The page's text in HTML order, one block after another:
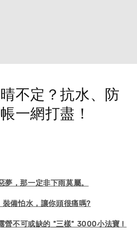
不定？抗水、防
一網打盡！
夢，那一定非下雨莫屬。
裝備怕水，讓你頭很痛嗎?
營不可或缺的 "三樣" 3000小法寶 !